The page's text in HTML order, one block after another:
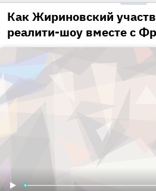
Как Жириновский
реалити-шоу вместе с